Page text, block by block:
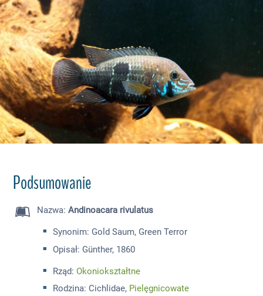
Podsumowanie
Nazwa:Andinoacara rivulatus
Synonim: Gold Saum, Green Terror
Opisał: Günther, 1860
Rząd: Okoniokształtne
Rodzina: Cichlidae, Pielęgnicowate